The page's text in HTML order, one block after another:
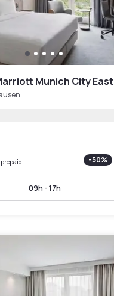
Munich City East
-50%
09h - 17h